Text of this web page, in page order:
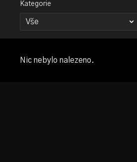
Kategorie
Nic nebylo nalezeno.